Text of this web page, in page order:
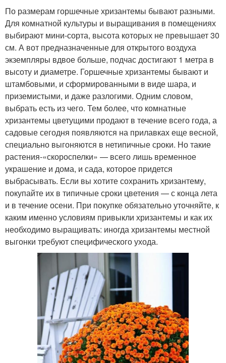
По размерам горшечные хризантемы бывают разными.
Для комнатной культуры и выращивания в помещениях
выбирают мини-сорта, высота которых не превышает 30
см. А вот предназначенные для открытого воздуха
экземпляры вдвое больше, подчас достигают 1 метра в
высоту и диаметре. Горшечные хризантемы бывают и
штамбовыми, и сформированными в виде шара, и
приземистыми, и даже разлогими. Одним словом,
выбрать есть из чего. Тем более, что комнатные
хризантемы цветущими продают в течение всего года, а
садовые сегодня появляются на прилавках еще весной,
специально выгоняются в нетипичные сроки. Но такие
растения-«скороспелки» — всего лишь временное
украшение и дома, и сада, которое придется
выбрасывать. Если вы хотите сохранить хризантему,
покупайте их в типичные сроки цветения — с конца лета
и в течение осени. При покупке обязательно уточняйте, к
каким именно условиям привыкли хризантемы и как их
необходимо выращивать: иногда хризантемы местной
выгонки требуют специфического ухода.